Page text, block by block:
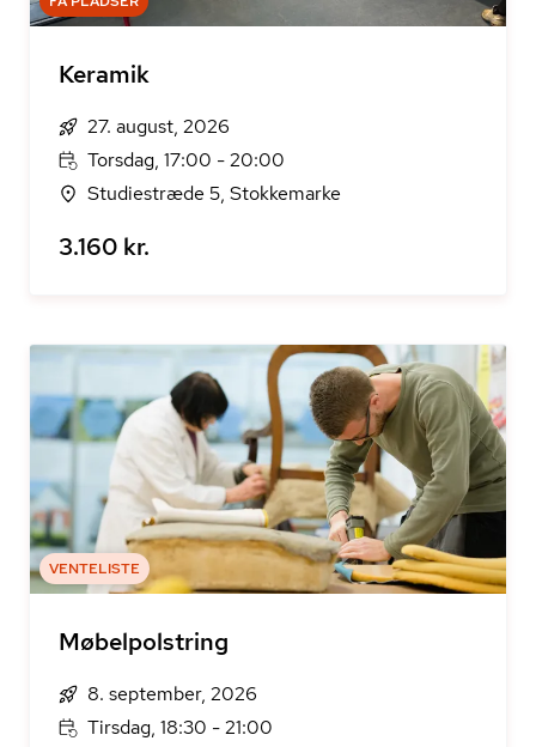
Keramik
27. august, 2026
Torsdag, 17:00 - 20:00
Studiestræde 5, Stokkemarke
3.160 kr.
VENTELISTE
Møbelpolstring
8. september, 2026
Tirsdag, 18:30 - 21:00